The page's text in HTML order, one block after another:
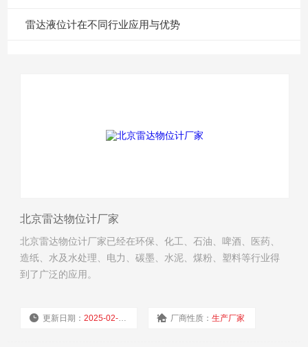
雷达液位计在不同行业应用与优势
北京雷达物位计厂家
北京雷达物位计厂家已经在环保、化工、石油、啤酒、医药、
造纸、水及水处理、电力、碳墨、水泥、煤粉、塑料等行业得
到了广泛的应用。
更新日期：2025-02-19 厂商性质：生产厂家